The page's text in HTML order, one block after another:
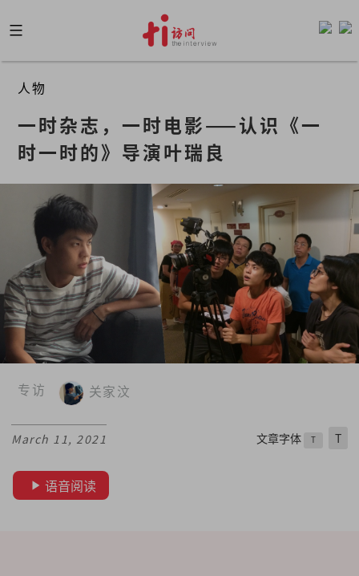
to
content
人物
一时杂志，一时电影——认识《一
时一时的》导演叶瑞良
专访 关家汶
March 11, 2021 文章字体 T T
语音阅读